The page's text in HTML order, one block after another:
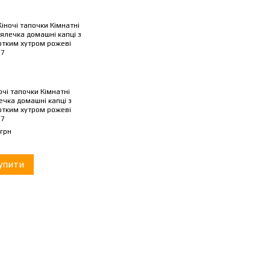
тапочки Кімнатні
домашні капці з
хутром рожеві